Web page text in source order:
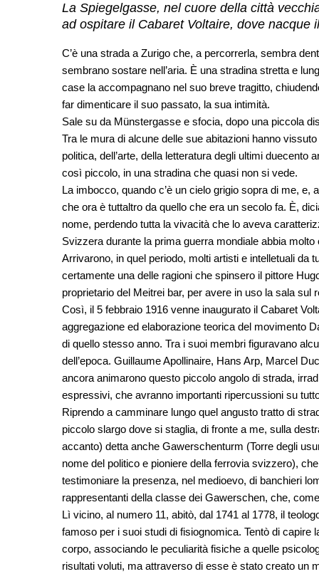
La Spiegelgasse, nel cuore della città
ad ospitare il Cabaret Voltaire, dove nacque
C’è una strada a Zurigo che, a percorrerla, sembra
sembrano sostare nell’aria. È una stradina stretta e
case la accompagnano nel suo breve tragitto,
far dimenticare il suo passato, la sua intimità.
Sale su da Münstergasse e sfocia, dopo una piccola
Tra le mura di alcune delle sue abitazioni hanno
politica, dell’arte, della letteratura degli ultimi
così piccolo, in una stradina che quasi non si vede.
La imbocco, quando c’è un cielo grigio sopra di me, e,
che ora è tuttaltro da quello che era un secolo fa. È,
nome, perdendo tutta la vivacità che lo aveva
Svizzera durante la prima guerra mondiale abbia
Arrivarono, in quel periodo, molti artisti e intelletuali da
certamente una delle ragioni che spinsero il pittore
proprietario del Meitrei bar, per avere in uso la sala
Così, il 5 febbraio 1916 venne inaugurato il Cabaret
aggregazione ed elaborazione teorica del movimento
di quello stesso anno. Tra i suoi membri figuravano
dell’epoca. Guillaume Apollinaire, Hans Arp, Marcel
ancora animarono questo piccolo angolo di strada,
espressivi, che avranno importanti ripercussioni su
Riprendo a camminare lungo quel angusto tratto di
piccolo slargo dove si staglia, di fronte a me, sulla
accanto) detta anche Gawerschenturm (Torre degli
nome del politico e pioniere della ferrovia svizzero),
testimoniare la presenza, nel medioevo, di banchieri
rappresentanti della classe dei Gawerschen, che,
Lì vicino, al numero 11, abitò, dal 1741 al 1778, il
famoso per i suoi studi di fisiognomica. Tentò di capire
corpo, associando le peculiarità fisiche a quelle
risultati voluti, ma attraverso di esse è stato creato un